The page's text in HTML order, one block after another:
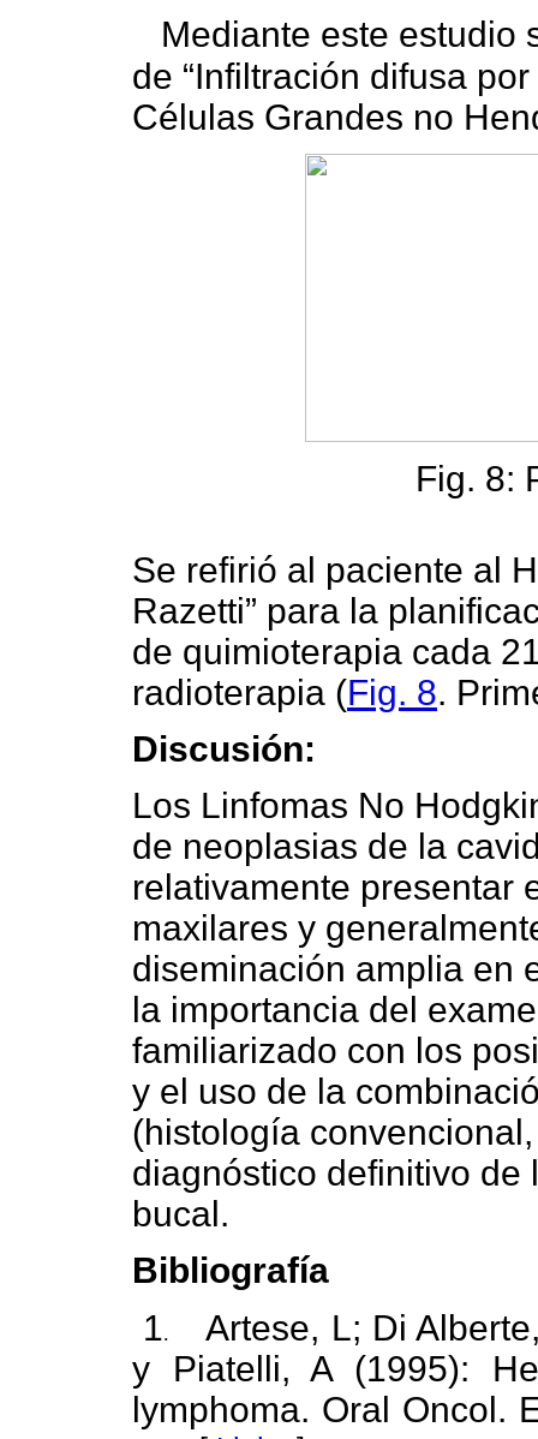
Mediante este estudio
de “Infiltración difusa
Células Grandes no
Fig. 8:
Se refirió al paciente al
Razetti” para la
de quimioterapia cada
radioterapia (Fig. 8.
Discusión:
Los Linfomas No
de neoplasias de la
relativamente presentar
maxilares y
diseminación amplia en
la importancia del
familiarizado con los
y el uso de la
(histología
diagnóstico definitivo de
bucal.
Bibliografía
1.
Artese, L; Di
y Piatelli, A (1995):
lymphoma. Oral Oncol.